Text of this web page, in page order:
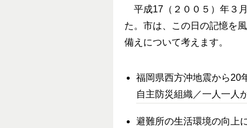
平成17（２００５）年３
た。市は、この日の記憶を
備えについて考えます。
福岡県西方沖地震から20
自主防災組織／一人一人
避難所の生活環境の向上